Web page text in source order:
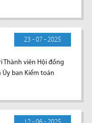
23 - 07 - 2025
Thành viên Hội đồng
ban Kiểm toán